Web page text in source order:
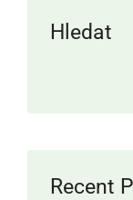
Hledat
Recent